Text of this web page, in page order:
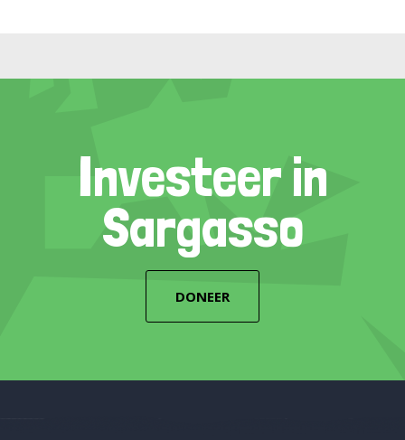
Investeer in
Sargasso
DONEER